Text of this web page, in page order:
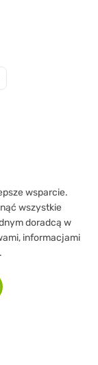
wsparcie.
wszystkie
doradcą w
informacjami